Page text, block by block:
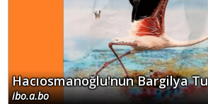
Hacıosmanoğlu'nun Bargilya
ibo.a.bo